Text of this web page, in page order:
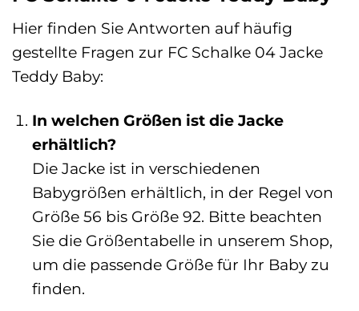
Hier finden Sie Antworten auf häufig
gestellte Fragen zur FC Schalke 04 Jacke
Teddy Baby:
In welchen Größen ist die Jacke
erhältlich?
Die Jacke ist in verschiedenen
Babygrößen erhältlich, in der Regel von
Größe 56 bis Größe 92. Bitte beachten
Sie die Größentabelle in unserem Shop,
um die passende Größe für Ihr Baby zu
finden.